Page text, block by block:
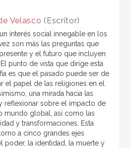
Velasco (Escritor)
interés social innegable en los
son más las preguntas que
y el futuro que incluyen
punto de vista que dirige esta
es que el pasado puede ser de
el papel de las religiones en el
una mirada hacia las
reflexionar sobre el impacto de
mundo global, así como las
y transformaciones. Esta
a cinco grandes ejes
poder, la identidad, la muerte y